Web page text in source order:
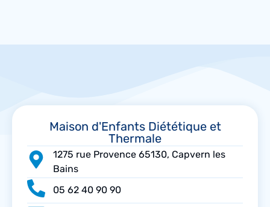
Maison d'Enfants Diététique et
Thermale
1275 rue Provence 65130, Capvern les
Bains
05 62 40 90 90